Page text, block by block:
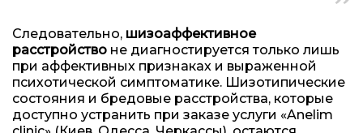
Следовательно, шизоаффективное
расстройство не диагностируется только лишь
при аффективных признаках и выраженной
психотической симптоматике. Шизотипические
состояния и бредовые расстройства, которые
доступно устранить при заказе услуги «Anelim